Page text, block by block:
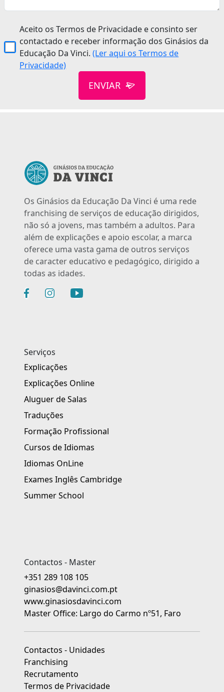
Aceito os Termos de Privacidade e consinto ser
contactado e receber informação dos Ginásios da
Educação Da Vinci.(Ler aqui os Termos de
Privacidade)
ENVIAR
Os Ginásios da Educação Da Vinci é uma rede
franchising de serviços de educação dirigidos,
não só a jovens, mas também a adultos. Para
além de explicações e apoio escolar, a marca
oferece uma vasta gama de outros serviços
de caracter educativo e pedagógico, dirigido a
todas as idades.
Serviços
Explicações
Explicações Online
Aluguer de Salas
Traduções
Formação Profissional
Cursos de Idiomas
Idiomas OnLine
Exames Inglês Cambridge
Summer School
Contactos - Master
+351 289 108 105
ginasios@davinci.com.pt
www.ginasiosdavinci.com
Master Office: Largo do Carmo nº51, Faro
Contactos - Unidades
Franchising
Recrutamento
Termos de Privacidade